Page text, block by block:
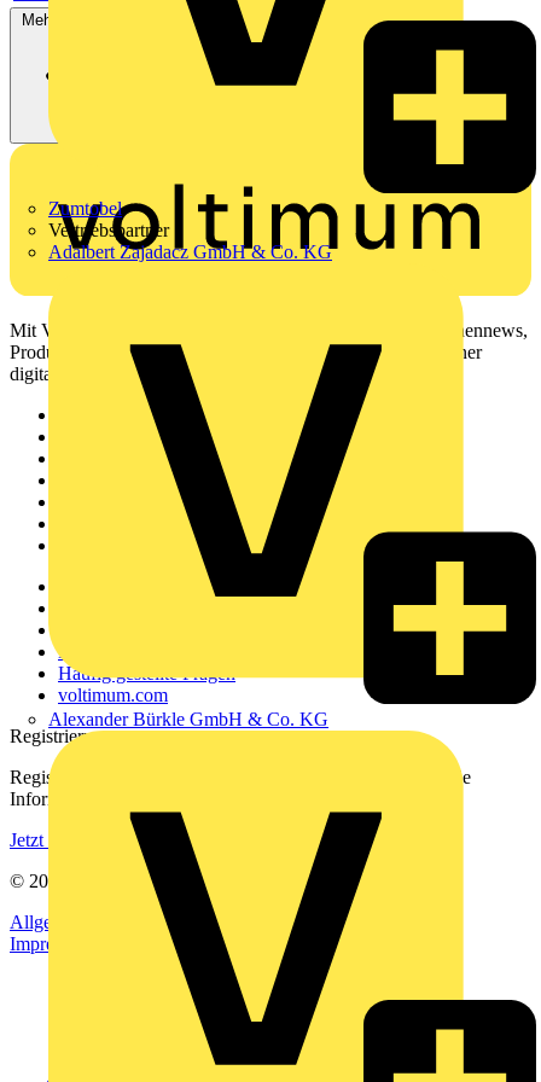
Zumtobel
Vertriebspartner
Adalbert Zajadacz GmbH & Co. KG
Alexander Bürkle GmbH & Co. KG
Mehr anzeigen
Mit Voltimum erhalten Elektrofachkräfte Zugang zu Branchennews,
Produktinformationen, Schulungen und Tools – alles auf einer
digitalen Plattform und Community.
Downloadbereich (PDFs)
Häufig gestellte Fragen
voltimum.com
Registrierung
Registrieren Sie sich kostenlos und erhalten Sie stets aktuelle
Informationen aus der Elektroindustrie.
Jetzt registrieren
© 2002-
Voltimum
Allgemeine Geschäftsbedingungen
Datenschutzerklärung
Impressum